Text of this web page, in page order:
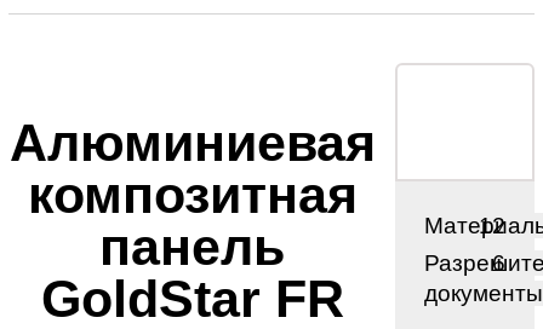
Алюминиевая
композитная
панель
GoldStar FR
12
документы
6